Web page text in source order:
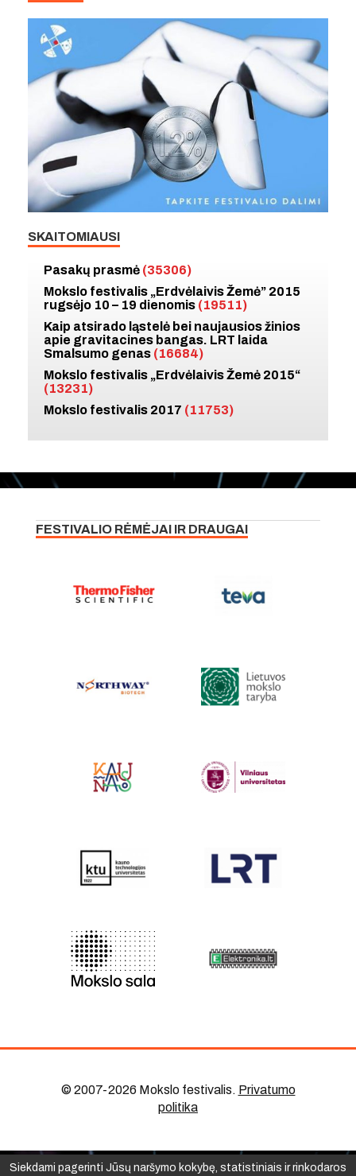
SKAITOMIAUSI
Pasakų prasmė (35306)
Mokslo festivalis „Erdvėlaivis Žemė” 2015
rugsėjo 10 – 19 dienomis (19511)
Kaip atsirado ląstelė bei naujausios žinios
apie gravitacines bangas. LRT laida
Smalsumo genas (16684)
Mokslo festivalis „Erdvėlaivis Žemė 2015“
(13231)
Mokslo festivalis 2017 (11753)
FESTIVALIO RĖMĖJAI IR DRAUGAI
© 2007-2026 Mokslo festivalis. Privatumo
politika
Siekdami pagerinti Jūsų naršymo kokybę, statistiniais ir rinkodaros